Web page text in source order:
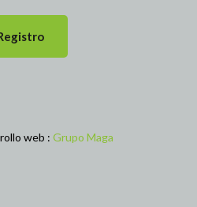
web : Grupo Maga